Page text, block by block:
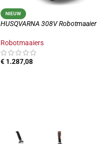
NIEUW
HUSQVARNA 308V Robotmaaier
Robotmaaiers
€ 1.287,08